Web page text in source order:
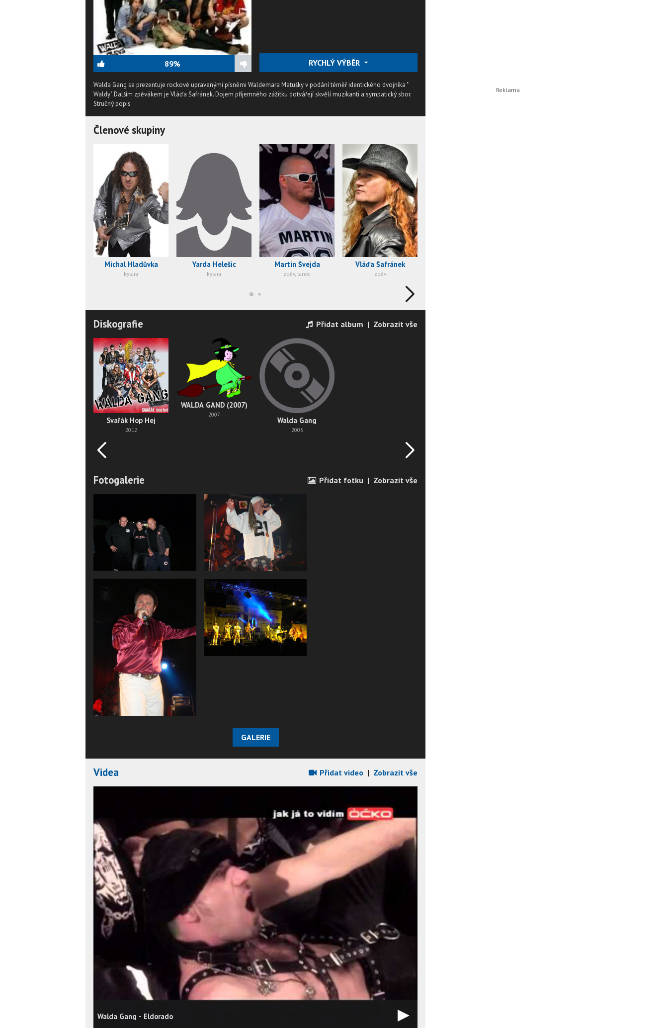
89% RYCHLÝ VÝBĚR
Walda Gang se prezentuje rockově upravenými písněmi Waldemara Matušky v podání téměř identického dvojníka "
Waldy". Dalším zpěvákem je Vláďa Šafránek. Dojem příjemného zážitku dotvářejí skvělí muzikanti a sympatický sbor.
Stručný popis
Členové skupiny
Michal Hladůvka
kytara
Yarda Helešic
kytara
Martin Švejda
zpěv, tanec
Vláďa Šafránek
zpěv
Diskografie Přidat album | Zobrazit vše
Svařák Hop Hej
2012
WALDA GAND (2007)
2007
Walda Gang
2003
Fotogalerie Přidat fotku | Zobrazit vše
GALERIE
Videa Přidat video | Zobrazit vše
Walda Gang - Eldorado